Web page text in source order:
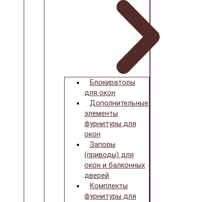
Блокираторы
для окон
Дополнительные
элементы
фурнитуры для
окон
Запоры
(приводы) для
окон и балконных
дверей
Комплекты
фурнитуры для